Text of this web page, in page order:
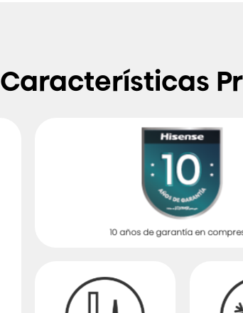
Características
10 años de garantía en